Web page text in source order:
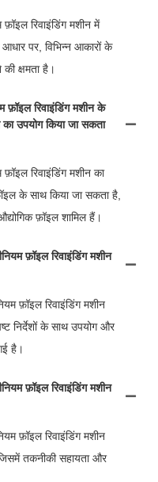
रिवाइंडिंग मशीन में
पर, विभिन्न आकारों के
क्षमता है।
रिवाइंडिंग मशीन के
उपयोग किया जा सकता
रिवाइंडिंग मशीन का
के साथ किया जा सकता है,
फ़ॉइल शामिल हैं।
फ़ॉइल रिवाइंडिंग मशीन
फ़ॉइल रिवाइंडिंग मशीन
निर्देशों के साथ उपयोग और
है।
फ़ॉइल रिवाइंडिंग मशीन
फ़ॉइल रिवाइंडिंग मशीन
तकनीकी सहायता और